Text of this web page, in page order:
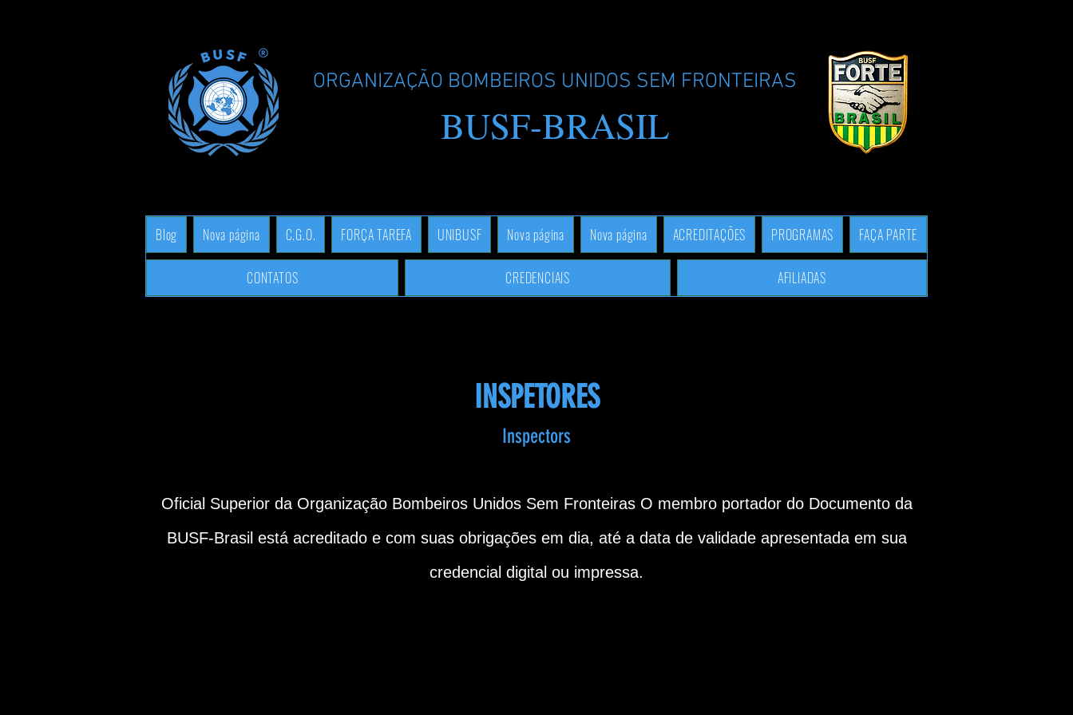
ORGANIZAÇÃO BOMBEIROS UNIDOS SEM FRONTEIRAS
BUSF-BRASIL
Blog Nova página C.G.O. FORÇA TAREFA UNIBUSF Nova página Nova página ACREDITAÇÕES PROGRAMAS FAÇA PARTE
CONTATOS CREDENCIAIS AFILIADAS
INSPETORES
Inspectors
Oficial Superior da Organização Bombeiros Unidos Sem Fronteiras O membro portador do Documento da
BUSF-Brasil está acreditado e com suas obrigações em dia, até a data de validade apresentada em sua
credencial digital ou impressa.